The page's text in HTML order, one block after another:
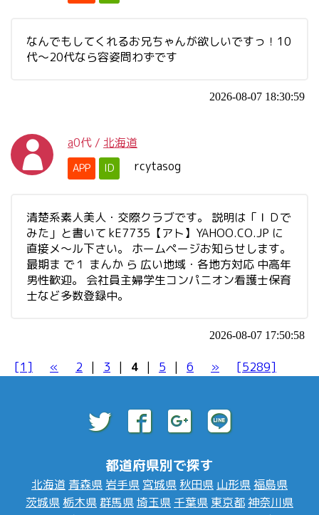
なんでもしてくれるお兄ちゃんが欲しいですっ！10
代〜20代なら容姿問わずです
2026-08-07 18:30:59
a0代 / 北海道
APP ID rcytasog
清楚系素人美人・交際クラブです。 説明は「ＩＤで
みた」と書いて kE7735【アト】YAHOO.CO.JP に
直接メ～ル下さい。 ホームページお知らせします。
最期ま で１ まんか ら 広い地域・各地方対応 中高年
男性歓迎。 会社員主婦学生コンパニオン看護士保育
士など多数登録中。
2026-08-07 17:50:58
[1] « 2 | 3 | 4 | 5 | 6 » [5289]
都道府県別で探す
北海道 青森県 岩手県 宮城県 秋田県 山形県福島県
茨城県 栃木県群馬県埼玉県 千葉県 東京都神奈川県